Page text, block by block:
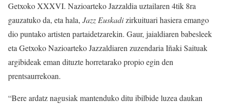
Getxoko XXXVI. Nazioarteko Jazzaldia uztailaren 4tik 8ra
gauzatuko da, eta hala, Jazz Euskadizirkuituari hasiera emango
dio puntako artisten partaidetzarekin. Gaur, jaialdiaren babesleek
eta Getxoko Nazioarteko Jazzaldiaren zuzendaria Iñaki Saituak
argibideak eman dituzte horretarako propio egin den
prentsaurrekoan.
“Bere ardatz nagusiak mantenduko ditu ibilbide luzea daukan